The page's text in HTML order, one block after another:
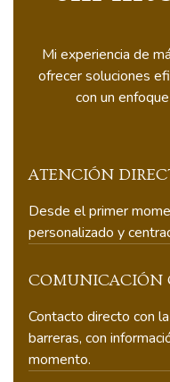
Mi experiencia de
ofrecer soluciones
con un
ATENCIÓN
Desde el primer
personalizado y
COMUNICACIÓN
Contacto directo con
barreras, con
momento.